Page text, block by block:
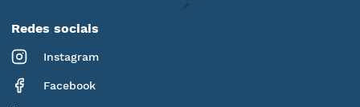
Redes sociais
Instagram
Facebook